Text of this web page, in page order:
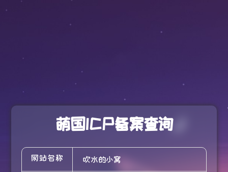
萌国ICP备案查询
网站名称 吹水的小窝